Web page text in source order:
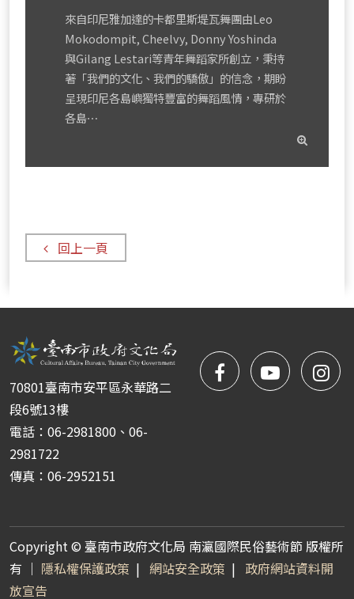
來自印尼雅加達的卡都里斯堤瓦舞團由Leo
Mokodompit, Cheelvy, Donny Yoshinda
與Gilang Lestari等青年舞蹈家所創立，秉持
著「我們的文化、我們的驕傲」的信念，期盼
呈現印尼各島嶼獨特豐富的舞蹈風情，專研於
各島⋯
回上一頁
70801臺南市安平區永華路二
段6號13樓
電話：06-2981800、06-
2981722
傳真：06-2952151
facebook
Copyright © 臺南市政府文化局 南瀛國際民俗藝術節 版權所
有 ｜ 隱私權保護政策 | 網站安全政策 | 政府網站資料開
放宣告